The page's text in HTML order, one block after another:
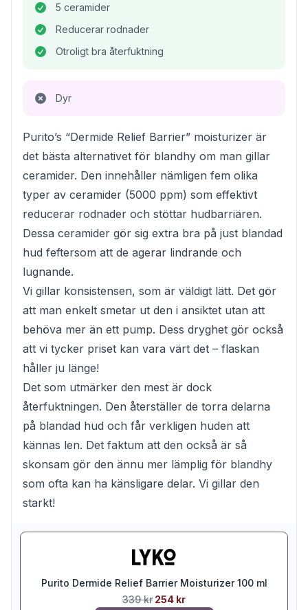
5 ceramider
Reducerar rodnader
Otroligt bra återfuktning
Dyr
Purito’s “Dermide Relief Barrier” moisturizer är
det bästa alternativet för blandhy om man gillar
ceramider. Den innehåller nämligen fem olika
typer av ceramider (5000 ppm) som effektivt
reducerar rodnader och stöttar hudbarriären.
Dessa ceramider gör sig extra bra på just blandad
hud feftersom att de agerar lindrande och
lugnande.
Vi gillar konsistensen, som är väldigt lätt. Det gör
att man enkelt smetar ut den i ansiktet utan att
behöva mer än ett pump. Dess dryghet gör också
att vi tycker priset kan vara värt det – flaskan
håller ju länge!
Det som utmärker den mest är dock
återfuktningen. Den återställer de torra delarna
på blandad hud och får verkligen huden att
kännas len. Det faktum att den också är så
skonsam gör den ännu mer lämplig för blandhy
som ofta kan ha känsligare delar. Vi gillar den
starkt!
Purito Dermide Relief Barrier Moisturizer 100 ml
339 kr 254 kr